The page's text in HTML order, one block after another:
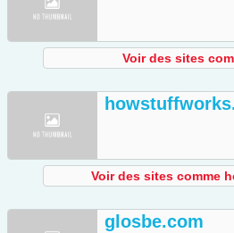
Voir des sites
Voir des sites comme
glosbe.com